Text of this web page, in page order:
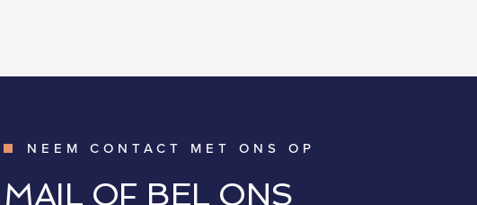
NEEM CONTACT MET ONS OP
MAIL OF BEL ONS